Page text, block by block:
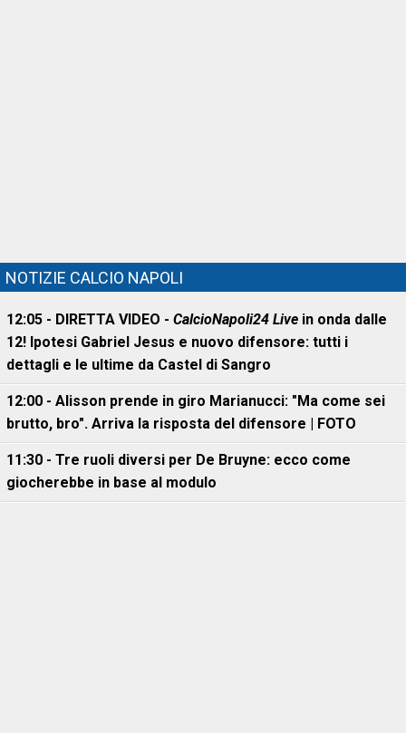
NOTIZIE CALCIO NAPOLI
12:05 - DIRETTA VIDEO - CalcioNapoli24 Live in onda dalle
12! Ipotesi Gabriel Jesus e nuovo difensore: tutti i
dettagli e le ultime da Castel di Sangro
12:00 - Alisson prende in giro Marianucci: "Ma come sei
brutto, bro". Arriva la risposta del difensore | FOTO
11:30 - Tre ruoli diversi per De Bruyne: ecco come
giocherebbe in base al modulo